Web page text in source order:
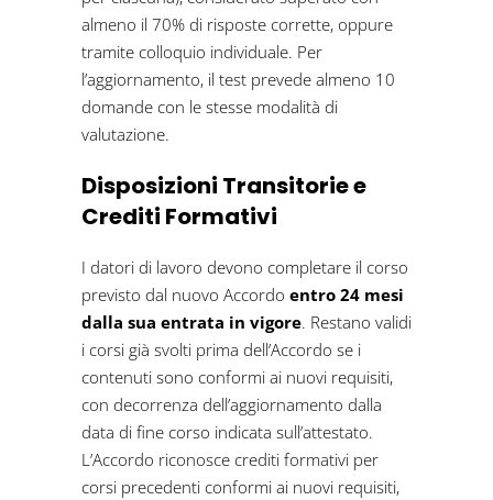
almeno il 70% di risposte corrette, oppure
tramite colloquio individuale. Per
l’aggiornamento, il test prevede almeno 10
domande con le stesse modalità di
valutazione.
Disposizioni Transitorie e
Crediti Formativi
I datori di lavoro devono completare il corso
previsto dal nuovo Accordo entro 24 mesi
dalla sua entrata in vigore. Restano validi
i corsi già svolti prima dell’Accordo se i
contenuti sono conformi ai nuovi requisiti,
con decorrenza dell’aggiornamento dalla
data di fine corso indicata sull’attestato.
L’Accordo riconosce crediti formativi per
corsi precedenti conformi ai nuovi requisiti,